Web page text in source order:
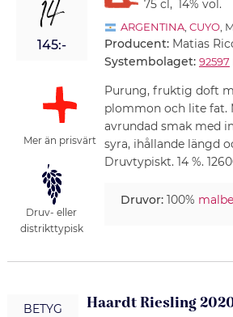
14
145:-
Mer än prisvärt
Druv- eller
distrikttypisk
75 cl, 14% vol.
ARGENTINA, CUYO,
Producent: Matias
Systembolaget: 92597
Purung, fruktig doft
plommon och lite fat.
avrundad smak med
syra, ihållande längd
Druvtypiskt. 14 %.
Druvor:100%
BETYG Haardt Riesling